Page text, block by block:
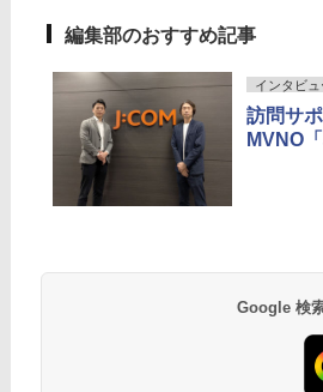
編集部のおすすめ記事
インタビュ
訪問サ
MVNO
Google 検